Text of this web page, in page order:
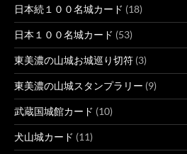
日本続１００名城カード (18)
日本１００名城カード (53)
東美濃の山城お城巡り切符 (3)
東美濃の山城スタンプラリー (9)
武蔵国城館カード (10)
犬山城カード (11)